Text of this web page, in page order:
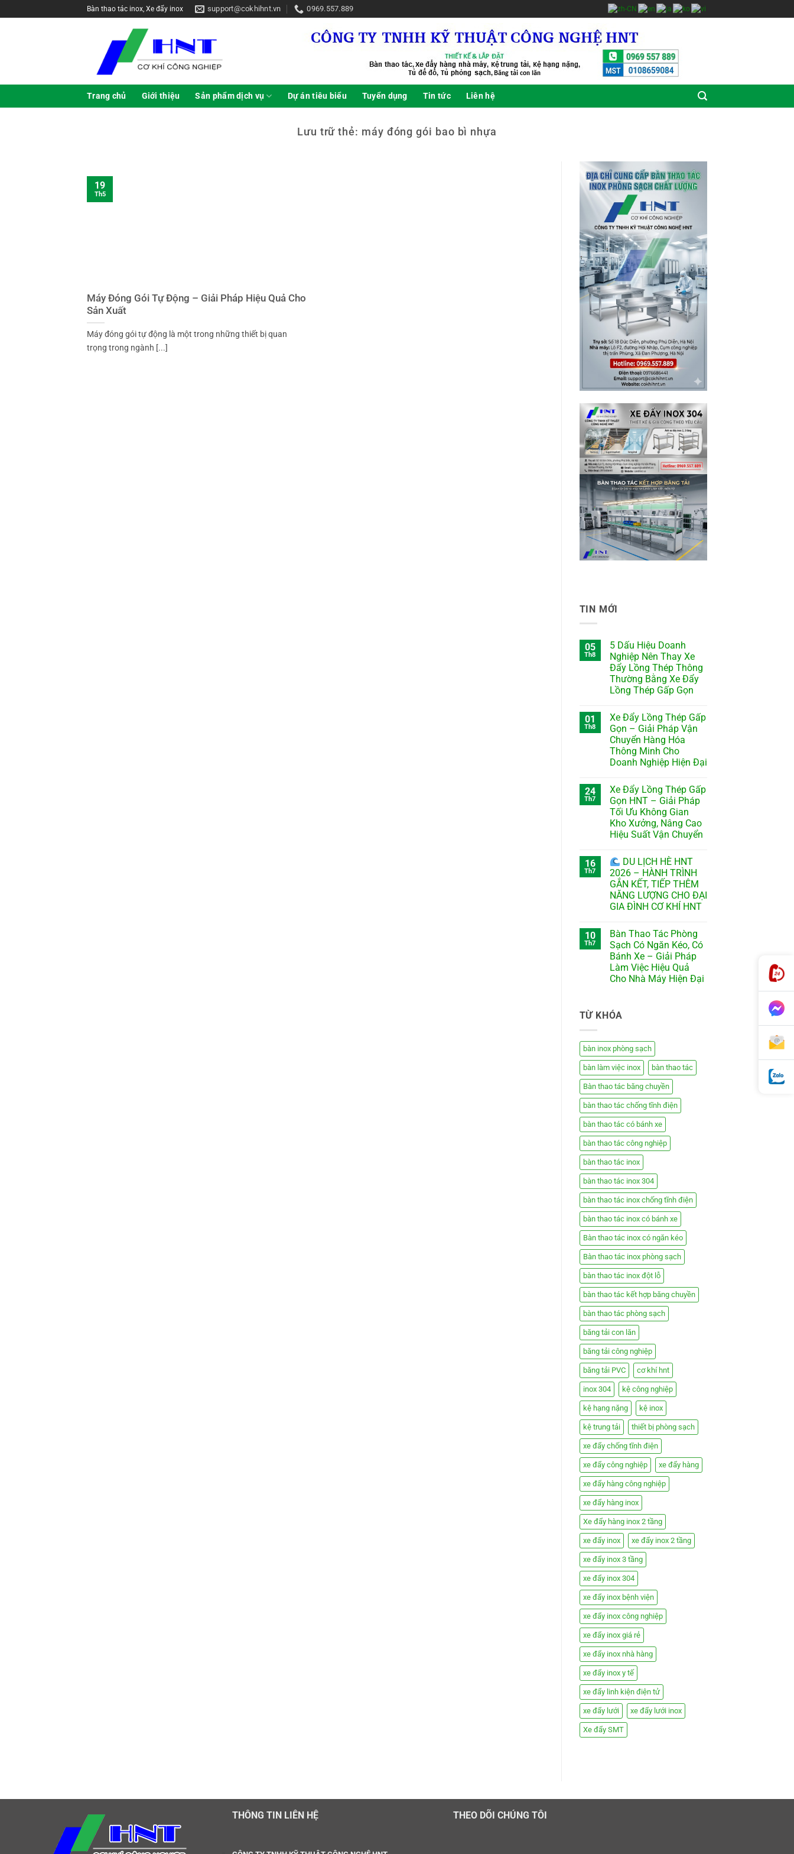
Bàn thao tác inox, Xe đẩy inox support@cokhihnt.vn 0969.557.889
Trang chủ Giới thiệu Sản phẩm dịch vụ Dự án tiêu biểu Tuyển dụng Tin tức Liên hệ
Lưu trữ thẻ: máy đóng gói bao bì nhựa
Máy Đóng Gói Tự Động – Giải Pháp Hiệu Quả Cho
Sản Xuất
Máy đóng gói tự động là một trong những thiết bị quan
trọng trong ngành [...]
19
Th5
TIN MỚI
05
Th8
5 Dấu Hiệu Doanh
Nghiệp Nên Thay Xe
Đẩy Lồng Thép Thông
Thường Bằng Xe Đẩy
Lồng Thép Gấp Gọn
01
Th8
Xe Đẩy Lồng Thép Gấp
Gọn – Giải Pháp Vận
Chuyển Hàng Hóa
Thông Minh Cho
Doanh Nghiệp Hiện Đại
24
Th7
Xe Đẩy Lồng Thép Gấp
Gọn HNT – Giải Pháp
Tối Ưu Không Gian
Kho Xưởng, Nâng Cao
Hiệu Suất Vận Chuyển
16
Th7
DU LỊCH HÈ HNT
2026 – HÀNH TRÌNH
GẮN KẾT, TIẾP THÊM
NĂNG LƯỢNG CHO ĐẠI
GIA ĐÌNH CƠ KHÍ HNT
10
Th7
Bàn Thao Tác Phòng
Sạch Có Ngăn Kéo, Có
Bánh Xe – Giải Pháp
Làm Việc Hiệu Quả
Cho Nhà Máy Hiện Đại
TỪ KHÓA
bàn inox phòng sạch
bàn làm việc inox bàn thao tác
Bàn thao tác băng chuyền
bàn thao tác chống tĩnh điện
bàn thao tác có bánh xe
bàn thao tác công nghiệp
bàn thao tác inox
bàn thao tác inox 304
bàn thao tác inox chống tĩnh điện
bàn thao tác inox có bánh xe
Bàn thao tác inox có ngăn kéo
Bàn thao tác inox phòng sạch
bàn thao tác inox đột lỗ
bàn thao tác kết hợp băng chuyền
bàn thao tác phòng sạch
băng tải con lăn
băng tải công nghiệp
băng tải PVC cơ khí hnt
inox 304 kệ công nghiệp
kệ hạng nặng kệ inox
kệ trung tải thiết bị phòng sạch
xe đẩy chống tĩnh điện
xe đẩy công nghiệp xe đẩy hàng
xe đẩy hàng công nghiệp
xe đẩy hàng inox
Xe đẩy hàng inox 2 tầng
xe đẩy inox xe đẩy inox 2 tầng
xe đẩy inox 3 tầng
xe đẩy inox 304
xe đẩy inox bệnh viện
xe đẩy inox công nghiệp
xe đẩy inox giá rẻ
xe đẩy inox nhà hàng
xe đẩy inox y tế
xe đẩy linh kiện điện tử
xe đẩy lưới xe đẩy lưới inox
Xe đẩy SMT
THÔNG TIN LIÊN HỆ THEO DÕI CHÚNG TÔI